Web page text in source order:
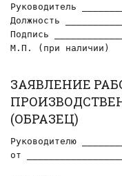
Руководитель
Должность
Подпись
М.П. (при наличии)
ЗАЯВЛЕНИЕ
(ОБРАЗЕЦ)
Руководителю
от